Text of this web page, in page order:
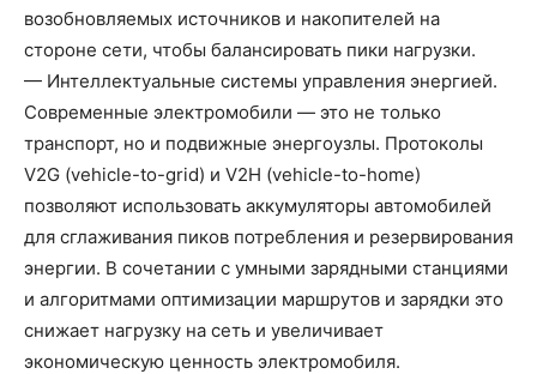
возобновляемых источников и накопителей на
стороне сети, чтобы балансировать пики нагрузки.
— Интеллектуальные системы управления энергией.
Современные электромобили — это не только
транспорт, но и подвижные энергоузлы. Протоколы
V2G (vehicle-to-grid) и V2H (vehicle-to-home)
позволяют использовать аккумуляторы автомобилей
для сглаживания пиков потребления и резервирования
энергии. В сочетании с умными зарядными станциями
и алгоритмами оптимизации маршрутов и зарядки это
снижает нагрузку на сеть и увеличивает
экономическую ценность электромобиля.